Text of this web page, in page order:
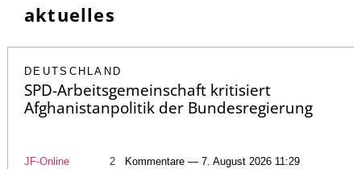
aktuelles
DEUTSCHLAND
SPD-Arbeitsgemeinschaft kritisiert
Afghanistanpolitik der Bundesregierung
JF-Online 2 Kommentare — 7. August 2026 11:29